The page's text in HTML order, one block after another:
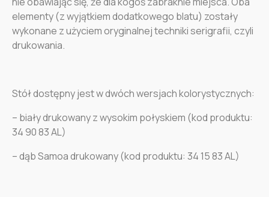
elementy (z wyjątkiem dodatkowego blatu) zostały
wykonane z użyciem oryginalnej techniki serigrafii, czyli
drukowania.
Stół dostępny jest w dwóch wersjach kolorystycznych:
– biały drukowany z wysokim połyskiem (kod produktu:
34 90 83 AL)
– dąb Samoa drukowany (kod produktu: 34 15 83 AL)